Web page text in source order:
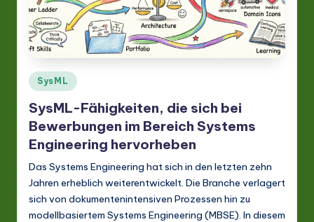
Posted
in
SysML
SysML-Fähigkeiten, die sich bei
Bewerbungen im Bereich Systems
Engineering hervorheben
Das Systems Engineering hat sich in den letzten zehn
Jahren erheblich weiterentwickelt. Die Branche verlagert
sich von dokumentenintensiven Prozessen hin zu
modellbasiertem Systems Engineering (MBSE). In diesem